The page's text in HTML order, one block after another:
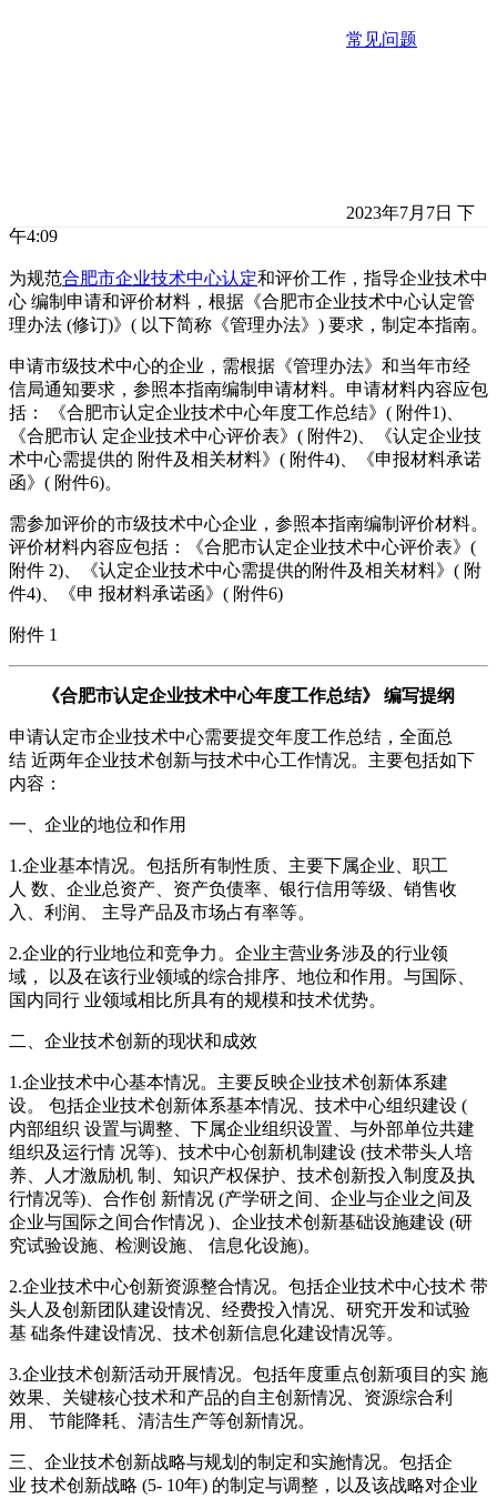
常见问题
2023年7月7日 下
午4:09
为规范合肥市企业技术中心认定和评价工作，指导企业技术中
心 编制申请和评价材料，根据《合肥市企业技术中心认定管
理办法 (修订)》( 以下简称《管理办法》) 要求，制定本指南。
申请市级技术中心的企业，需根据《管理办法》和当年市经
信局通知要求，参照本指南编制申请材料。申请材料内容应包
括： 《合肥市认定企业技术中心年度工作总结》( 附件1)、
《合肥市认 定企业技术中心评价表》( 附件2)、《认定企业技
术中心需提供的 附件及相关材料》( 附件4)、《申报材料承诺
函》( 附件6)。
需参加评价的市级技术中心企业，参照本指南编制评价材料。
评价材料内容应包括：《合肥市认定企业技术中心评价表》(
附件 2)、《认定企业技术中心需提供的附件及相关材料》( 附
件4)、《申 报材料承诺函》( 附件6)
附件 1
《合肥市认定企业技术中心年度工作总结》 编写提纲
申请认定市企业技术中心需要提交年度工作总结，全面总
结 近两年企业技术创新与技术中心工作情况。主要包括如下
内容：
一、企业的地位和作用
1.企业基本情况。包括所有制性质、主要下属企业、职工
人 数、企业总资产、资产负债率、银行信用等级、销售收
入、利润、 主导产品及市场占有率等。
2.企业的行业地位和竞争力。企业主营业务涉及的行业领
域， 以及在该行业领域的综合排序、地位和作用。与国际、
国内同行 业领域相比所具有的规模和技术优势。
二、企业技术创新的现状和成效
1.企业技术中心基本情况。主要反映企业技术创新体系建
设。 包括企业技术创新体系基本情况、技术中心组织建设 (
内部组织 设置与调整、下属企业组织设置、与外部单位共建
组织及运行情 况等)、技术中心创新机制建设 (技术带头人培
养、人才激励机 制、知识产权保护、技术创新投入制度及执
行情况等)、合作创 新情况 (产学研之间、企业与企业之间及
企业与国际之间合作情况 )、企业技术创新基础设施建设 (研
究试验设施、检测设施、 信息化设施)。
2.企业技术中心创新资源整合情况。包括企业技术中心技术 带
头人及创新团队建设情况、经费投入情况、研究开发和试验
基 础条件建设情况、技术创新信息化建设情况等。
3.企业技术创新活动开展情况。包括年度重点创新项目的实 施
效果、关键核心技术和产品的自主创新情况、资源综合利
用、 节能降耗、清洁生产等创新情况。
三、企业技术创新战略与规划的制定和实施情况。包括企
业 技术创新战略 (5- 10年) 的制定与调整，以及该战略对企业